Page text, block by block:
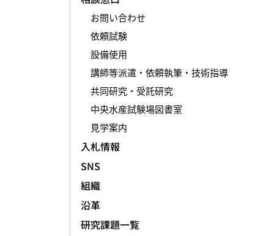
お問い合わせ
依頼試験
設備使用
講師等派遣・依頼執筆・技術指導
共同研究・受託研究
中央水産試験場図書室
見学案内
入札情報
SNS
組織
沿革
研究課題一覧